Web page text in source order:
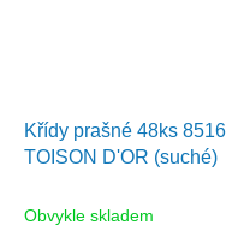
Křídy prašné 48ks 8516
TOISON D'OR (suché)
Obvykle skladem